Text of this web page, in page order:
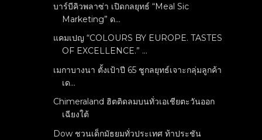
บาร์บีคิวพลาซ่า เปิดกลยุทธ์ “Meal Sic
Marketing” ด...
แคมเปญ “COLOURS BY EUROPE. TASTES
OF EXCELLENCE.” ...
เมกาบางนา ตั้งเป้าปี 65 ชูกลยุทธ์เจาะกลุ่มลูกค้า
เด...
Chimeraland ฮิตติดลมบนทั่วเอเชียตะวันออก
เฉียงใต้
Dow ชวนเด็กมัธยมทั่วประเทศ ท้าประชัน